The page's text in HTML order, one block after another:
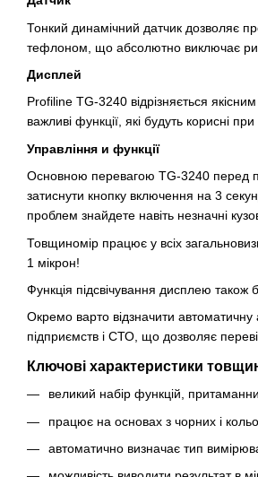
Тонкий динамічний датчик дозволяє
тефлоном, що абсолютно виключає
Дисплей
Profiline TG-3240 відрізняється
важливі функції, які будуть корисні
Управління и функції
Основною перевагою TG-3240 перед
затиснути кнопку включення на 3
проблем знайдете навіть незначні
Товщиномір працює у всіх
1 мікрон!
Функція підсвічування дисплею
Окремо варто відзначити
підприємств і СТО, що дозволяє
Ключові характеристики
великий набір функцій,
працює на основах з чорних і
автоматично визначає тип